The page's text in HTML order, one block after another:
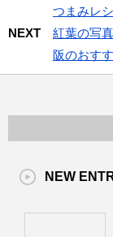
つまみレ
NEXT
紅葉の写
阪のおす
NEW